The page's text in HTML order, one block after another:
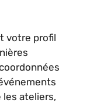
votre profil
les ateliers,